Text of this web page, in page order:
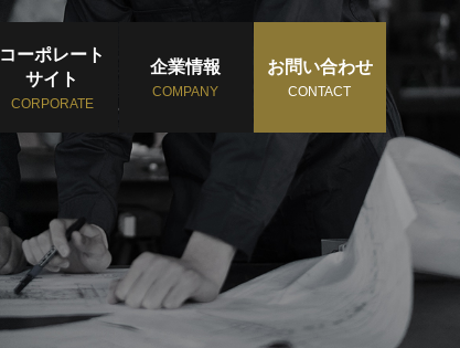
コーポレート
サイト
CORPORATE
企業情報
COMPANY
お問い合わせ
CONTACT